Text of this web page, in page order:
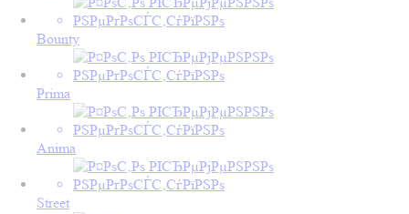
Bounty
Prima
Anima
Street